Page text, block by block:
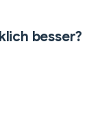
besser?